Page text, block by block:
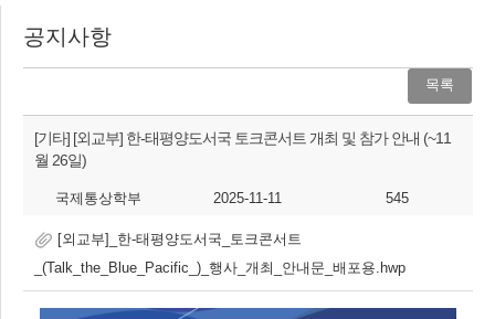
공지사항
목록
[기타] [외교부] 한-태평양도서국 토크콘서트 개최 및 참가 안내 (~11
월 26일)
국제통상학부 2025-11-11 545
[외교부]_한-태평양도서국_토크콘서트
_(Talk_the_Blue_Pacific_)_행사_개최_안내문_배포용.hwp